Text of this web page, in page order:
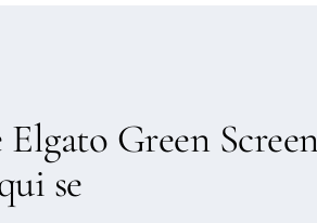
Green
se